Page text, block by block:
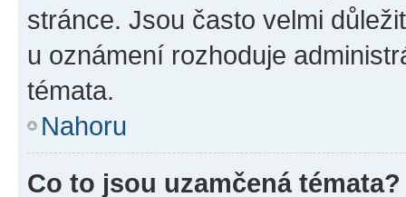
stránce. Jsou často velmi
u oznámení rozhoduje
témata.
Nahoru
Co to jsou uzamčená témata?